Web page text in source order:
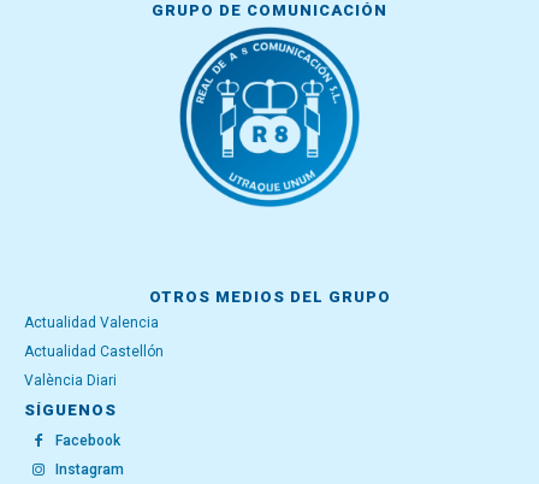
GRUPO DE COMUNICACIÓN
OTROS MEDIOS DEL GRUPO
Actualidad Valencia
Actualidad Castellón
València Diari
SÍGUENOS
Facebook
Instagram